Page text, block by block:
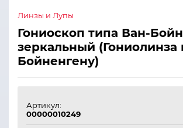
Линзы и Лупы
Гониоскоп типа Ван-
зеркальный (Гониолинза
Бойненгену)
Артикул:
00000010249